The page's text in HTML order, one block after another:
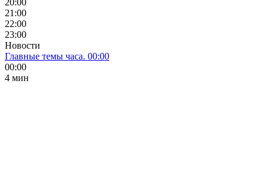
20:00
21:00
22:00
23:00
Новости
Главные темы часа. 00:00
00:00
4 мин